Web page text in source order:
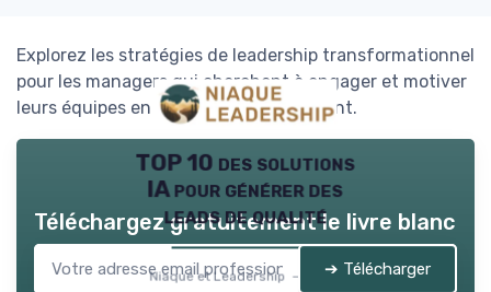
Explorez les stratégies de leadership transformationnel
pour les managers qui cherchent à engager et motiver
leurs équipes en période de changement.
TOP 10 des solutions
IA pour générer des
leads de qualité
Niaque et Leadership — 2026
Téléchargez gratuitement le livre blanc
➔ Télécharger